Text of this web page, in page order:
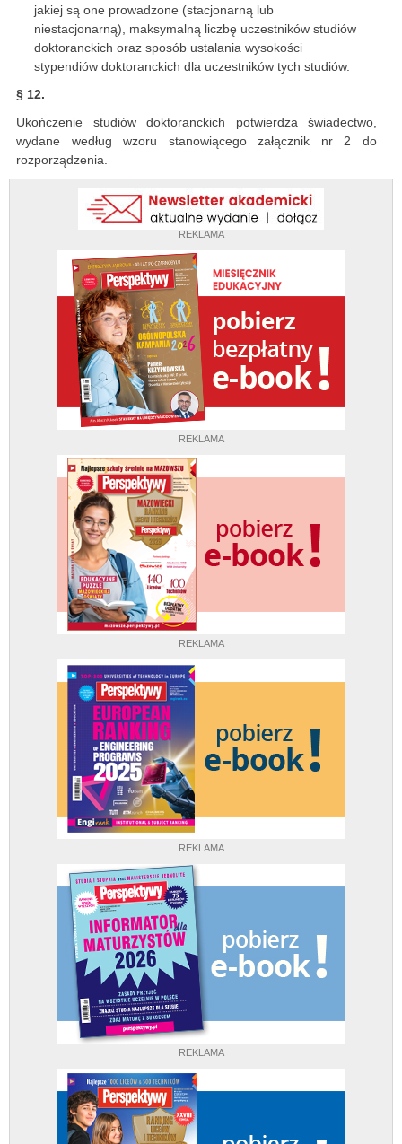
REKLAMA
REKLAMA
REKLAMA
REKLAMA
REKLAMA
jakiej są one prowadzone (stacjonarną lub
niestacjonarną), maksymalną liczbę uczestników studiów
doktoranckich oraz sposób ustalania wysokości
stypendiów doktoranckich dla uczestników tych studiów.
§ 12.
Ukończenie studiów doktoranckich potwierdza świadectwo,
wydane według wzoru stanowiącego załącznik nr 2 do
rozporządzenia.